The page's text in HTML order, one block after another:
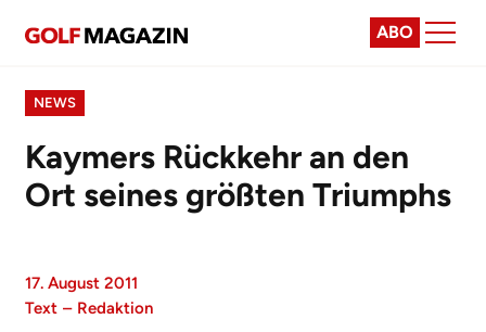
ABO
NEWS
Kaymers Rückkehr an den
Ort seines größten Triumphs
17. August 2011
Text – Redaktion